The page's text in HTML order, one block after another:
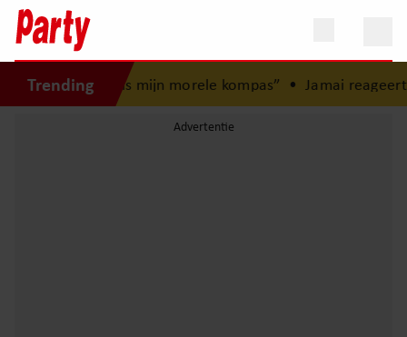
Trending
“Mijn zus is mijn morele kompas”•Jamai reageert